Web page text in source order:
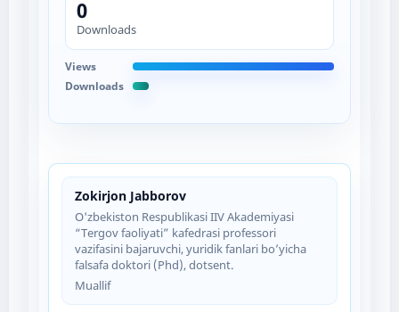
Zokirjon Jabborov
O'zbekiston Respublikasi IIV Akademiyasi
“Tergov faoliyati” kafedrasi professori
vazifasini bajaruvchi, yuridik fanlari bo’yicha
falsafa doktori (Phd), dotsent.
Muallif
0
Downloads
Views
Downloads